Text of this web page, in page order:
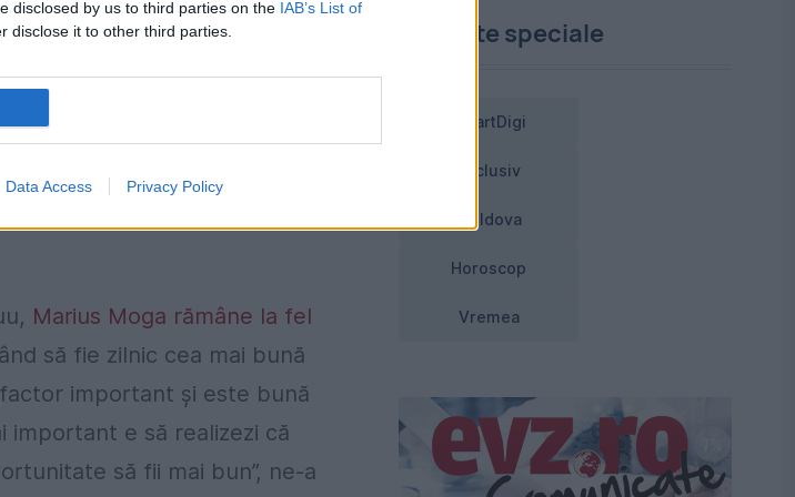
disclosed by us to third parties on the IAB’s List of
disclose it to other third parties.
Data Access Privacy Policy
mult de proiectele din
plăcut să vezi că
Marius Moga rămâne la fel
să fie zilnic cea mai bună
important și este bună
important e să realizezi că
să fii mai bun”, ne-a
Proiecte speciale
SmartDigi
Exclusiv
Moldova
Horoscop
Vremea